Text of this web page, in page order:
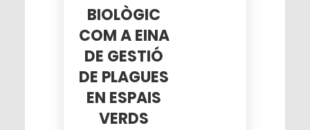
BIOLÒGIC
COM A EINA
DE GESTIÓ
DE PLAGUES
EN ESPAIS
VERDS